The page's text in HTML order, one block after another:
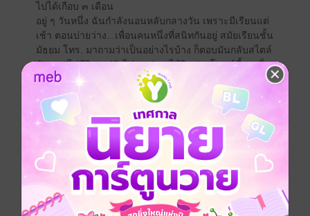
ไปได้เกือบ ๓ เดือน
อยู่ ๆ วันหนึ่ง ฉันกำลังนอนหลับกลางวัน เพราะมีเรียนแต่
เช้า ตอนบ่ายว่าง...เพื่อนคนหนึ่งที่สนิทกันอยู่ สมัยเรียนชั้น
มัธยม โทร. มาถามว่าเป็นอย่างไรบ้าง ก็ตอบมันกลับสไตล์
ตัวเอง "ไม่มีกิน แต่ยังไม่ตาย" พอได้ยินประโยชน์นี้นางก็
อดขำไม่ได้ว่า... "คนอย่างบริภัทรนี่หรือจะอดตาย...ไม่มี
จริง !"
ในขณะที่คุยกันอยู่นั้นมันก็บอกว่า เห็นว่าแกชอบอ่าน
หนังสือนิยายตั้งแต่เด็ก ใช่...ฉันอ่านตั้งแต่ชั้นประถมศึกษา
ปีที่ ๖ ฉันกล้าพูดได้เลยว่า ฉันเป็นคนแรก ๆ
ที่อ่าน "นวนิยายวาย" ตอนที่ยังไม่มีใครรู้จัก ตอนนั้นมีเพียง
ยูทูปที่ดูจะใหม่ที่สุด และมี Hi๕ QQ ต้องมี โทรศัพท์ยี่ห้อ
"Blackberry" เพิ่งเกิด และเป็นเทคโนโลยีที่ก้าวหน้ามาก
ในตอนนนั้น สามารถสนทนากันได้ ส่ง อีเมลล์หากันได้